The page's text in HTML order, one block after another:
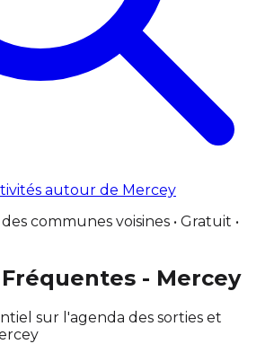
autour de Mercey
communes voisines • Gratuit •
- Mercey
sur l'agenda des sorties et